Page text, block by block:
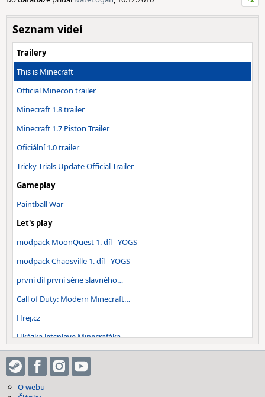
Seznam videí
Trailery
This is Minecraft
Official Minecon trailer
Minecraft 1.8 trailer
Minecraft 1.7 Piston Trailer
Oficiální 1.0 trailer
Tricky Trials Update Official Trailer
Gameplay
Paintball War
Let's play
modpack MoonQuest 1. díl - YOGS
modpack Chaosville 1. díl - YOGS
první díl první série slavného…
Call of Duty: Modern Minecraft…
Hrej.cz
Ukázka letsplaye Minecrafáka
Ukázka Českého Multiplayeru
Videorecenze
Zero Punctuation
O webu